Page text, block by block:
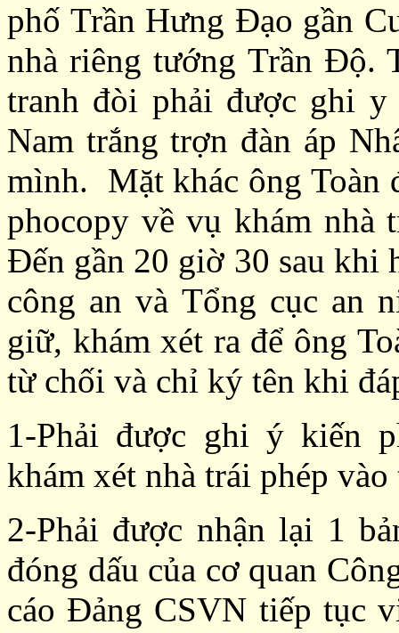
phố Trần Hưng Đạo gần
nhà riêng tướng Trần Độ.
tranh đòi phải được ghi
Nam trắng trợn đàn áp
mình. Mặt khác ông Toàn
phocopy về vụ khám nhà
Đến gần 20 giờ 30 sau khi
công an và Tổng cục an
giữ, khám xét ra để ông
từ chối và chỉ ký tên khi
1-Phải được ghi ý kiến
khám xét nhà trái phép
2-Phải được nhận lại 1
đóng dấu của cơ quan
cáo Đảng CSVN tiếp tục